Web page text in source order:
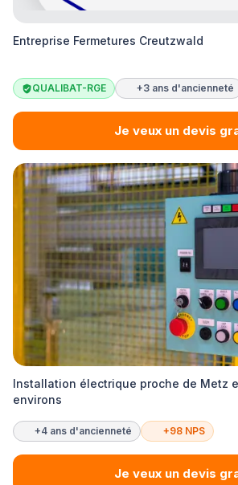
Entreprise Fermetures Creutzwald
QUALIBAT-RGE +3 ans d'ancienneté
Je veux un devis
Installation électrique proche de Metz
environs
+4 ans d'ancienneté +98 NPS
Je veux un devis